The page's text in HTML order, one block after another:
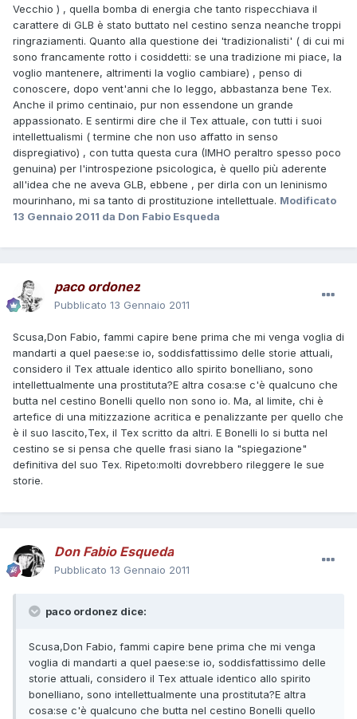
Vecchio ) , quella bomba di energia che tanto rispecchiava il
carattere di GLB è stato buttato nel cestino senza neanche troppi
ringraziamenti. Quanto alla questione dei 'tradizionalisti' ( di cui mi
sono francamente rotto i cosiddetti: se una tradizione mi piace, la
voglio mantenere, altrimenti la voglio cambiare) , penso di
conoscere, dopo vent'anni che lo leggo, abbastanza bene Tex.
Anche il primo centinaio, pur non essendone un grande
appassionato. E sentirmi dire che il Tex attuale, con tutti i suoi
intellettualismi ( termine che non uso affatto in senso
dispregiativo) , con tutta questa cura (IMHO peraltro spesso poco
genuina) per l'introspezione psicologica, è quello più aderente
all'idea che ne aveva GLB, ebbene , per dirla con un leninismo
mourinhano, mi sa tanto di prostituzione intellettuale. Modificato
13 Gennaio 2011 da Don Fabio Esqueda
paco ordonez
Pubblicato 13 Gennaio 2011
Scusa,Don Fabio, fammi capire bene prima che mi venga voglia di
mandarti a quel paese:se io, soddisfattissimo delle storie attuali,
considero il Tex attuale identico allo spirito bonelliano, sono
intellettualmente una prostituta?E altra cosa:se c'è qualcuno che
butta nel cestino Bonelli quello non sono io. Ma, al limite, chi è
artefice di una mitizzazione acritica e penalizzante per quello che
è il suo lascito,Tex, il Tex scritto da altri. E Bonelli lo si butta nel
cestino se si pensa che quelle frasi siano la "spiegazione"
definitiva del suo Tex. Ripeto:molti dovrebbero rileggere le sue
storie.
Don Fabio Esqueda
Pubblicato 13 Gennaio 2011
paco ordonez dice:
Scusa,Don Fabio, fammi capire bene prima che mi venga
voglia di mandarti a quel paese:se io, soddisfattissimo delle
storie attuali, considero il Tex attuale identico allo spirito
bonelliano, sono intellettualmente una prostituta?E altra
cosa:se c'è qualcuno che butta nel cestino Bonelli quello